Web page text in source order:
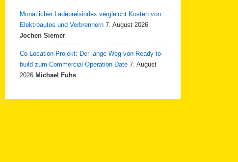
Monatlicher Ladepreisindex vergleicht Kosten von
Elektroautos und Verbrennern 7. August 2026
Jochen Siemer
Co-Location-Projekt: Der lange Weg von Ready-to-
build zum Commercial Operation Date 7. August
2026 Michael Fuhs